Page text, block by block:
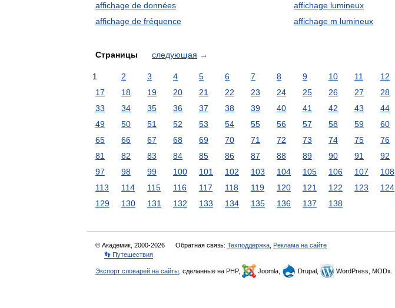
affichage de données
affichage de fréquence
affichage lumineux
affichage m lumineux
Страницы следующая →
1 2 3 4 5 6 7 8 9 10 11 12
17
18 19 20 21 22 23 24 25 26 27 28
33
34 35 36 37 38 39 40 41 42 43 44
49
50 51 52 53 54 55 56 57 58 59 60
65
66 67 68 69 70 71 72 73 74 75 76
81
82 83 84 85 86 87 88 89 90 91 92
97
98 99 100 101 102 103 104 105 106 107 108
113
114 115 116 117 118 119 120 121 122 123 124
129
130 131 132 133 134 135 136 137 138
© Академик, 2000-2026 Обратная связь: Техподдержка Реклама на сайте
👣 Путешествия
Экспорт словарей на сайты , сделанные на PHP, Joomla, Drupal, WordPress, MODx.